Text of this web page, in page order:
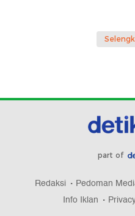
part of
Redaksi Pedoman
Info Iklan